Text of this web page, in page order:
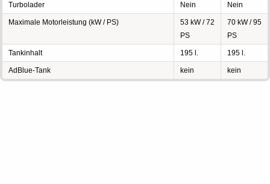
Turbolader Nein Nein
Maximale Motorleistung (kW / PS)
53 kW / 72
PS
70 kW / 95
PS
Tankinhalt 195 l. 195 l.
AdBlue-Tank kein kein